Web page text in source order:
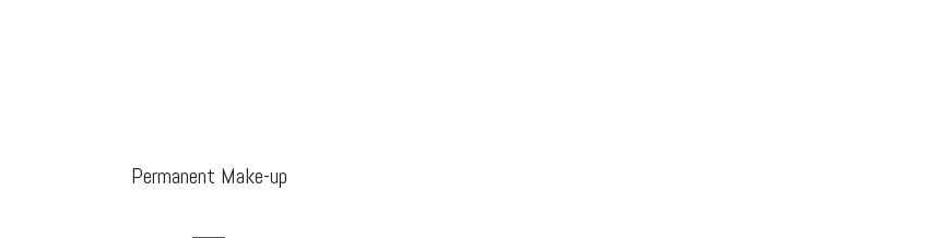
Permanent Make-up